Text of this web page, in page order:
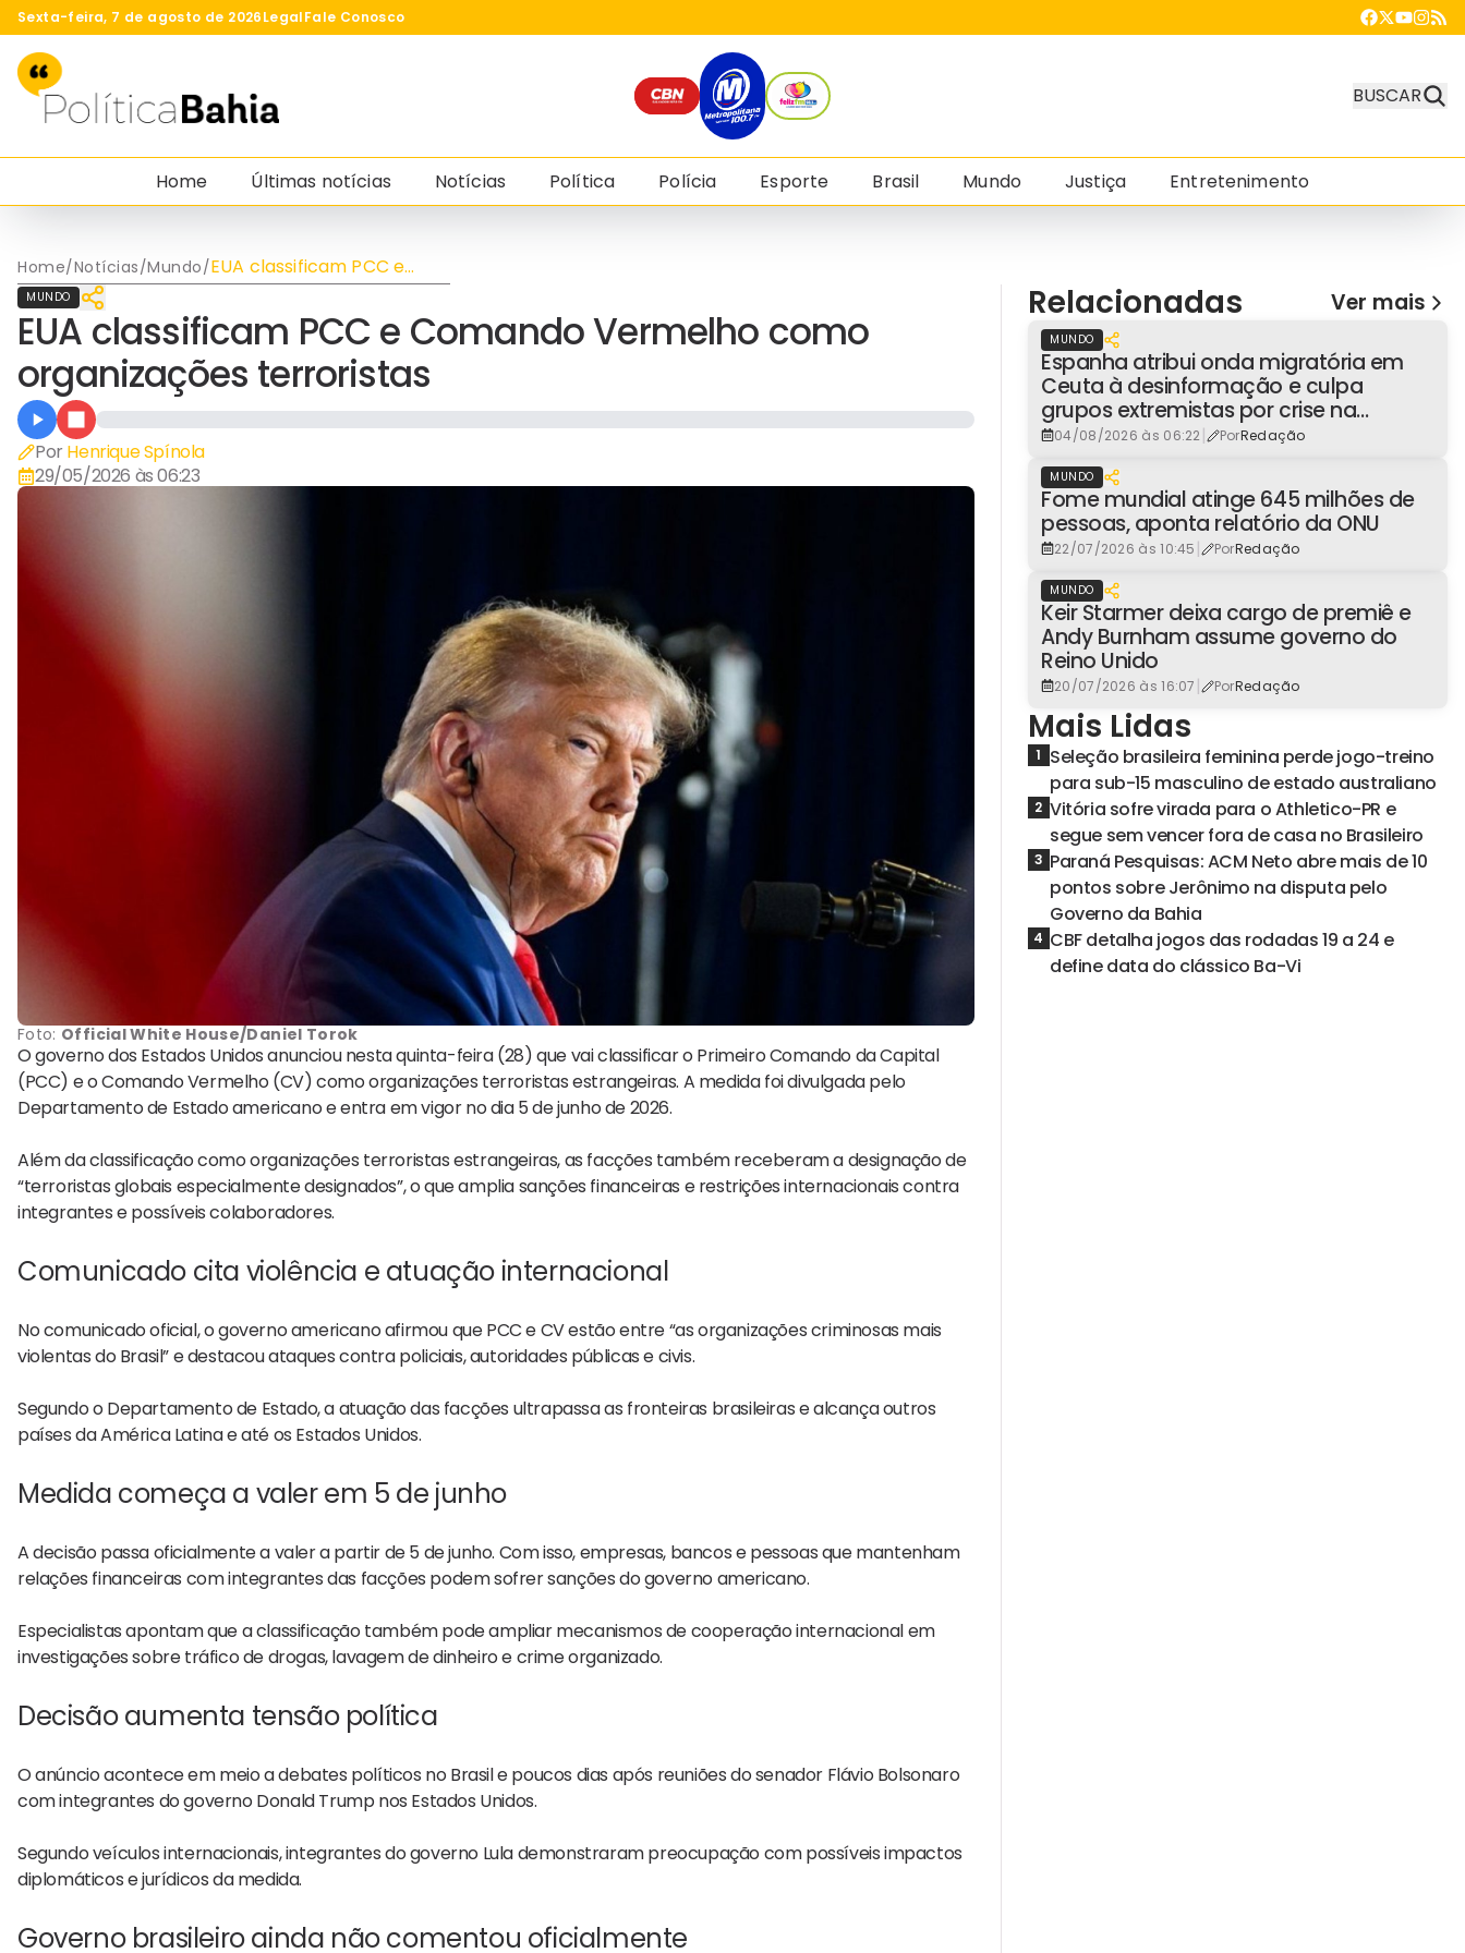
Sexta-feira, 7 de agosto de 2026LegalFale Conosco
BUSCAR
Home Últimas notícias Notícias Política Polícia Esporte Brasil Mundo Justiça Entretenimento
Home/Notícias/Mundo/EUA classificam PCC e
Comando Vermelho como
MUNDO
EUA classificam PCC e Comando Vermelho como
organizações terroristas
Por Henrique Spínola
29/05/2026 às 06:23
Foto: Official White House/Daniel Torok
O governo dos Estados Unidos anunciou nesta quinta-feira (28) que vai classificar o Primeiro Comando da Capital
(PCC) e o Comando Vermelho (CV) como organizações terroristas estrangeiras. A medida foi divulgada pelo
Departamento de Estado americano e entra em vigor no dia 5 de junho de 2026.
Além da classificação como organizações terroristas estrangeiras, as facções também receberam a designação de
“terroristas globais especialmente designados”, o que amplia sanções financeiras e restrições internacionais contra
integrantes e possíveis colaboradores.
Comunicado cita violência e atuação internacional
No comunicado oficial, o governo americano afirmou que PCC e CV estão entre “as organizações criminosas mais
violentas do Brasil” e destacou ataques contra policiais, autoridades públicas e civis.
Segundo o Departamento de Estado, a atuação das facções ultrapassa as fronteiras brasileiras e alcança outros
países da América Latina e até os Estados Unidos.
Medida começa a valer em 5 de junho
A decisão passa oficialmente a valer a partir de 5 de junho. Com isso, empresas, bancos e pessoas que mantenham
relações financeiras com integrantes das facções podem sofrer sanções do governo americano.
Especialistas apontam que a classificação também pode ampliar mecanismos de cooperação internacional em
investigações sobre tráfico de drogas, lavagem de dinheiro e crime organizado.
Decisão aumenta tensão política
O anúncio acontece em meio a debates políticos no Brasil e poucos dias após reuniões do senador Flávio Bolsonaro
com integrantes do governo Donald Trump nos Estados Unidos.
Segundo veículos internacionais, integrantes do governo Lula demonstraram preocupação com possíveis impactos
diplomáticos e jurídicos da medida.
Governo brasileiro ainda não comentou oficialmente
Relacionadas Ver mais
MUNDO
Espanha atribui onda migratória em
Ceuta à desinformação e culpa
grupos extremistas por crise na
fronteira
04/08/2026 às 06:22| PorRedação
MUNDO
Fome mundial atinge 645 milhões de
pessoas, aponta relatório da ONU
22/07/2026 às 10:45 | PorRedação
MUNDO
Keir Starmer deixa cargo de premiê e
Andy Burnham assume governo do
Reino Unido
20/07/2026 às 16:07 | PorRedação
Mais Lidas
1 Seleção brasileira feminina perde jogo-treino
para sub-15 masculino de estado australiano
2 Vitória sofre virada para o Athletico-PR e
segue sem vencer fora de casa no Brasileiro
3 Paraná Pesquisas: ACM Neto abre mais de 10
pontos sobre Jerônimo na disputa pelo
Governo da Bahia
4 CBF detalha jogos das rodadas 19 a 24 e
define data do clássico Ba-Vi